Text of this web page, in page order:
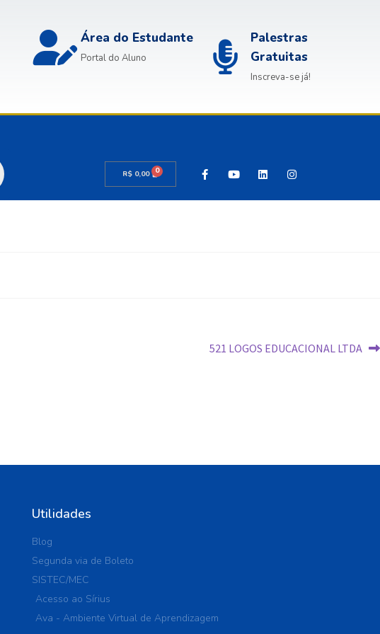
Área do Estudante
Portal do Aluno
Palestras
Gratuitas
Inscreva-se já!
R$ 0,00 0
521 LOGOS EDUCACIONAL LTDA
Utilidades
Blog
Segunda via de Boleto
SISTEC/MEC
Acesso ao Sírius
Ava - Ambiente Virtual de Aprendizagem